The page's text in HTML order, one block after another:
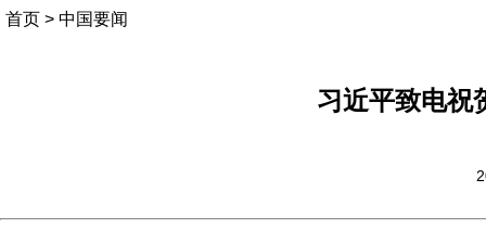
首页 > 中国要闻
习近平致电祝